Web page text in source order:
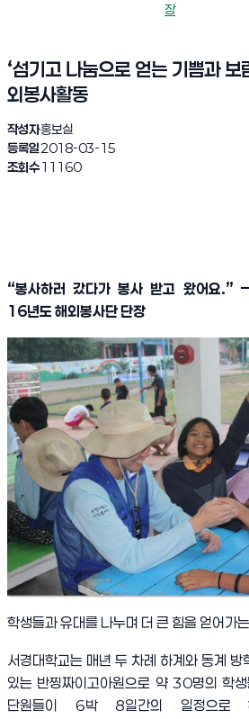
장
‘섬기고 나눔으로 얻는 기쁨과 보
외봉사활동
작성자홍보실
등록일2018-03-15
조회수11160
“봉사하러 갔다가 봉사 받고 왔어요.” –
16년도 해외봉사단 단장
학생들과 유대를 나누며 더 큰 힘을 얻어가
서경대학교는 매년 두 차례 하계와 동계 방
있는 반찡짜이고아원으로 약 30명의 학
단원들이 6박8일간의 일정으로